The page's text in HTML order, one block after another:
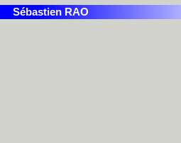
Sébastien RAO